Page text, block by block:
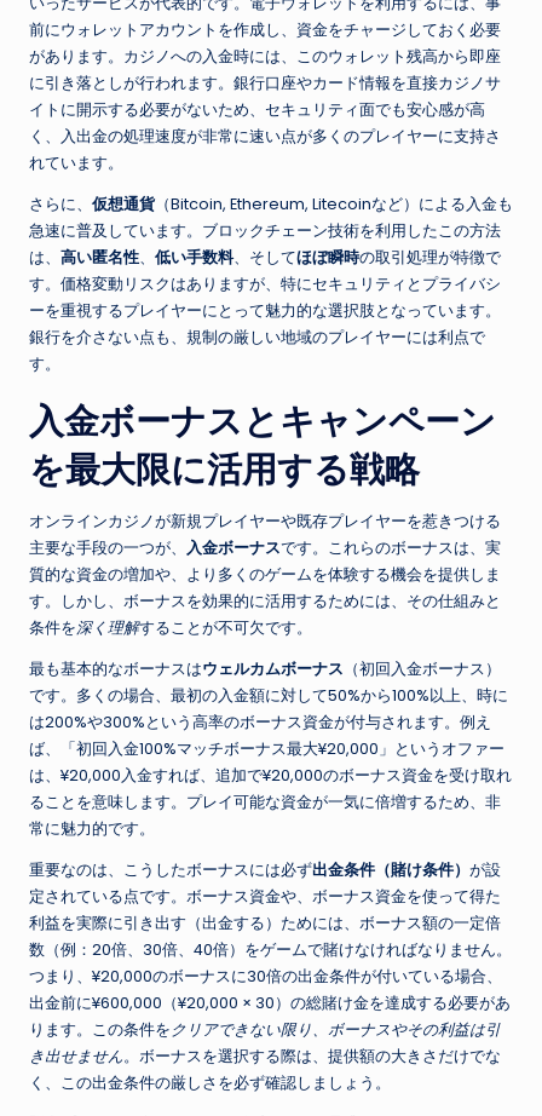
前にウォレットアカウントを作成し、資金をチャージしておく必要
があります。カジノへの入金時には、このウォレット残高から即座
に引き落としが行われます。銀行口座やカード情報を直接カジノサ
イトに開示する必要がないため、セキュリティ面でも安心感が高
く、入出金の処理速度が非常に速い点が多くのプレイヤーに支持さ
れています。
さらに、 仮想通貨（Bitcoin, Ethereum, Litecoinなど）による入金も
急速に普及しています。ブロックチェーン技術を利用したこの方法
は、 高い匿名性、 低い手数料、そしてほぼ瞬時の取引処理が特徴で
す。価格変動リスクはありますが、特にセキュリティとプライバシ
ーを重視するプレイヤーにとって魅力的な選択肢となっています。
銀行を介さない点も、規制の厳しい地域のプレイヤーには利点で
す。
入金ボーナスとキャンペーン
を最大限に活用する戦略
オンラインカジノが新規プレイヤーや既存プレイヤーを惹きつける
主要な手段の一つが、 入金ボーナスです。これらのボーナスは、実
質的な資金の増加や、より多くのゲームを体験する機会を提供しま
す。しかし、ボーナスを効果的に活用するためには、その仕組みと
条件を深く理解することが不可欠です。
最も基本的なボーナスはウェルカムボーナス （初回入金ボーナス）
です。多くの場合、最初の入金額に対して50%から100%以上、時に
は200%や300%という高率のボーナス資金が付与されます。例え
ば、「初回入金100%マッチボーナス最大¥20,000」というオファー
は、¥20,000入金すれば、追加で¥20,000のボーナス資金を受け取れ
ることを意味します。プレイ可能な資金が一気に倍増するため、非
常に魅力的です。
重要なのは、こうしたボーナスには必ず出金条件（賭け条件） が設
定されている点です。ボーナス資金や、ボーナス資金を使って得た
利益を実際に引き出す（出金する）ためには、ボーナス額の一定倍
数（例：20倍、30倍、40倍）をゲームで賭けなければなりません。
つまり、¥20,000のボーナスに30倍の出金条件が付いている場合、
出金前に¥600,000（¥20,000 × 30）の総賭け金を達成する必要があ
ります。この条件をクリアできない限り、ボーナスやその利益は引
き出せません。ボーナスを選択する際は、提供額の大きさだけでな
く、この出金条件の厳しさを必ず確認しましょう。